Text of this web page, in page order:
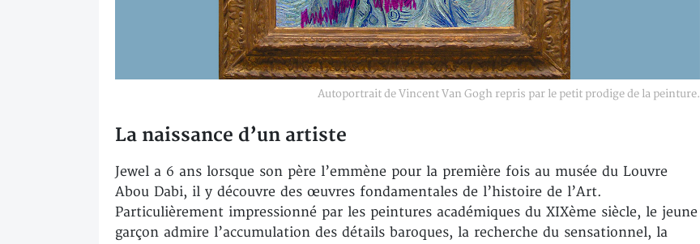
Autoportrait de Vincent Van Gogh repris par le petit prodige de la peinture.
La naissance d’un artiste
Jewel a 6 ans lorsque son père l’emmène pour la première fois au musée du Louvre
Abou Dabi, il y découvre des œuvres fondamentales de l’histoire de l’Art.
Particulièrement impressionné par les peintures académiques du XIXème siècle, le jeune
garçon admire l’accumulation des détails baroques, la recherche du sensationnel, la